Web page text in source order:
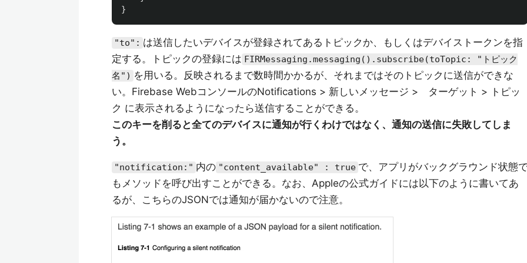
}
"to": は送信したいデバイスが登録されてあるトピックか、もしくはデバイストークンを指
定する。トピックの登録には FIRMessaging.messaging().subscribe(toTopic: "トピック
名") を用いる。反映されるまで数時間かかるが、それまではそのトピックに送信ができな
い。Firebase WebコンソールのNotifications > 新しいメッセージ > ターゲット > トピッ
ク に表示されるようになったら送信することができる。
このキーを削ると全てのデバイスに通知が行くわけではなく、通知の送信に失敗してしま
う。
"notification:" 内の "content_available" : true で、アプリがバックグラウンド状態
もメソッドを呼び出すことができる。なお、Appleの公式ガイドには以下のように書いてあ
るが、こちらのJSONでは通知が届かないので注意。